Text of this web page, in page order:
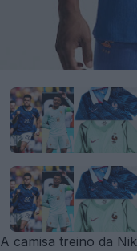
A camisa treino da